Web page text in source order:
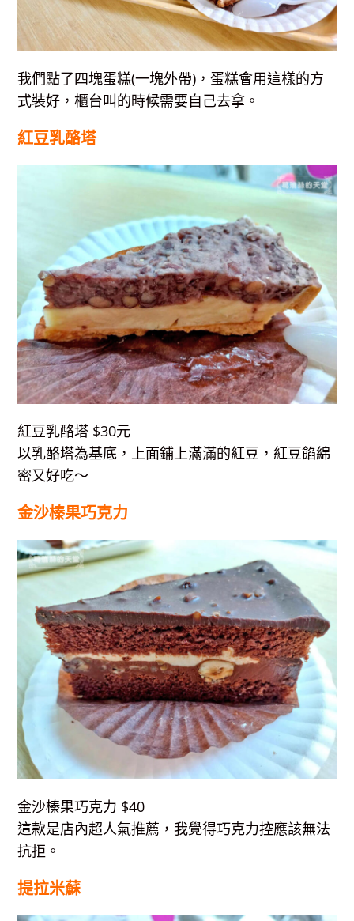
我們點了四塊蛋糕(一塊外帶)，蛋糕會用這樣的方
式裝好，櫃台叫的時候需要自己去拿。
紅豆乳酪塔
紅豆乳酪塔 $30元
以乳酪塔為基底，上面鋪上滿滿的紅豆，紅豆餡綿
密又好吃～
金沙榛果巧克力
金沙榛果巧克力 $40
這款是店內超人氣推薦，我覺得巧克力控應該無法
抗拒。
提拉米蘇